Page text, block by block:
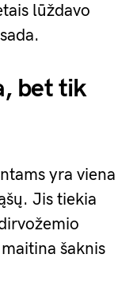
lūždavo
bet tik
yra viena
Jis tiekia
šaknis